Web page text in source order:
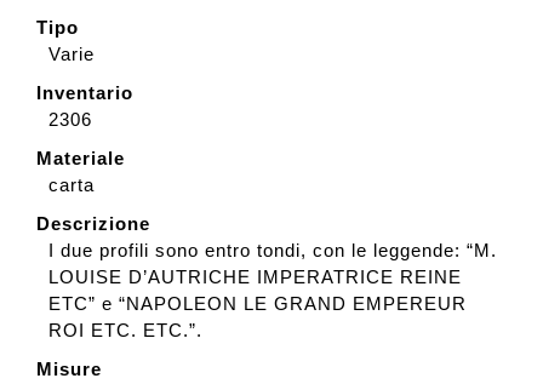
Contatti e biglietti
Accessibilità
English
Tipo
Varie
Inventario
2306
Materiale
carta
Descrizione
I due profili sono entro tondi, con le leggende: “M.
LOUISE D’AUTRICHE IMPERATRICE REINE
ETC” e “NAPOLEON LE GRAND EMPEREUR
ROI ETC. ETC.”.
Misure